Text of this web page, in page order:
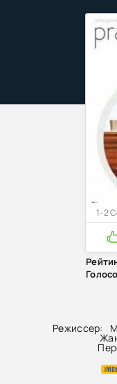
Режиссер:
1-2